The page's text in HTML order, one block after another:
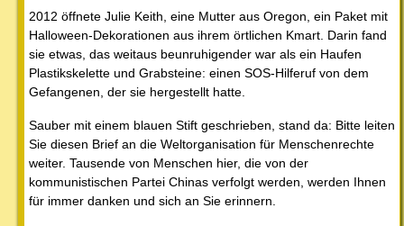
2012 öffnete Julie Keith, eine Mutter aus Oregon, ein Paket mit
Halloween-Dekorationen aus ihrem örtlichen Kmart. Darin fand
sie etwas, das weitaus beunruhigender war als ein Haufen
Plastikskelette und Grabsteine: einen SOS-Hilferuf von dem
Gefangenen, der sie hergestellt hatte.
Sauber mit einem blauen Stift geschrieben, stand da: Bitte leiten
Sie diesen Brief an die Weltorganisation für Menschenrechte
weiter. Tausende von Menschen hier, die von der
kommunistischen Partei Chinas verfolgt werden, werden Ihnen
für immer danken und sich an Sie erinnern.